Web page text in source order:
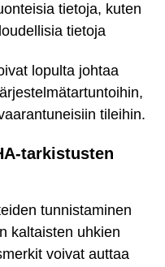
tietoja, kuten
tietoja
lopulta johtaa
tileihin.
tarkistusten
tunnistaminen
kaltaisten uhkien
voivat auttaa